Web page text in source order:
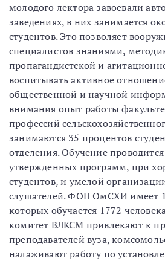
молодого лектора завоевали
заведениях, в них занимается
студентов. Это позволяет
специалистов знаниями,
пропагандистской и
воспитывать активное
общественной и научной
внимания опыт работы
профессий
занимаются 35 процентов
отделения. Обучение
утвержденных программ, при
студентов, и умелой
слушателей. ФОП ОмСХИ имеет
которых обучается 1772
комитет ВЛКСМ привлекают к
преподавателей вуза,
налаживают работу по